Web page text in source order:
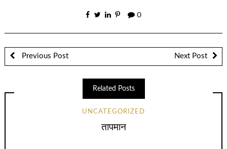
0
Previous Post Next Post
Related Posts
UNCATEGORIZED
तापमान